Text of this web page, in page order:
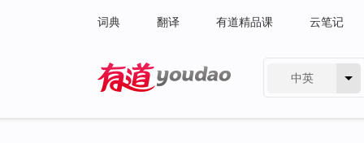
词典 翻译 有道精品课 云笔记
中英